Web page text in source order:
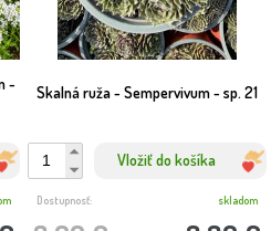
-
Skalná ruža - Sempervivum - sp. 21
Vložiť do košíka
Dostupnosť: skladom